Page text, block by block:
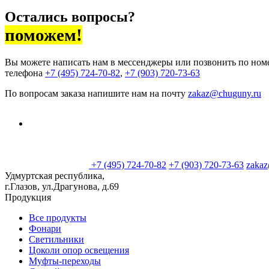
Остались вопросы?
поможем!
Вы можете написать нам в мессенджеры или позвонить по
телефона +7 (495) 724-70-82, +7 (903) 720-73-63
По вопросам заказа напишите нам на почту zakaz@chuguny.ru
+7 (495) 724-70-82 +7 (903) 720-73-63
Удмуртская республика,
г.Глазов, ул.Драгунова, д.69
Продукция
Все продукты
Фонари
Светильники
Цоколи опор освещения
Муфты-переходы